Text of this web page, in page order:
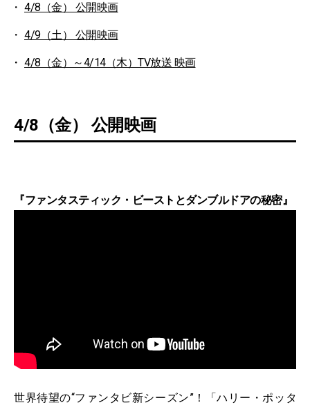
4/8（金） 公開映画
4/9（土） 公開映画
4/8（金）～4/14（木）TV放送 映画
4/8（金） 公開映画
『ファンタスティック・ビーストとダンブルドアの秘密』
世界待望の“ファンタビ新シーズン”！「ハリー・ポッタ